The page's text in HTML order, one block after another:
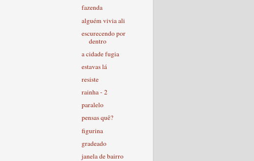
fazenda
alguém vivia ali
escurecendo por
dentro
a cidade fugia
estavas lá
resiste
rainha - 2
paralelo
pensas quê?
figurina
gradeado
janela de bairro